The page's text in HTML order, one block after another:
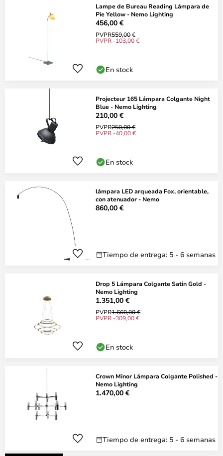
Lampe de Bureau Reading Lámpara de
Pie Yellow - Nemo Lighting
456,00 €
PVPR559,00 €
PVPR -103,00 €
En stock
Projecteur 165 Lámpara Colgante Night
Blue - Nemo Lighting
210,00 €
PVPR250,00 €
PVPR -40,00 €
En stock
lámpara LED arqueada Fox, orientable,
con atenuador - Nemo
860,00 €
Tiempo de entrega: 5 - 6 semanas
Drop 5 Lámpara Colgante Satin Gold -
Nemo Lighting
1.351,00 €
PVPR1.660,00 €
PVPR -309,00 €
En stock
Crown Minor Lámpara Colgante Polished -
Nemo Lighting
1.470,00 €
Tiempo de entrega: 5 - 6 semanas